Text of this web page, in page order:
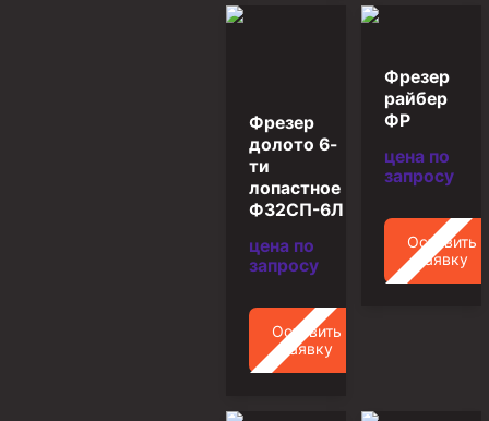
Оборудование для трубопроводов и манифольдов
Противовыбросовое оборудование
Системы верхнего привода (СВП)
Фрезер
долото 6-
ти
лопастное
Ф32СП-6Л
цена по
запросу
Оставить
заявку
Фрезер
райбер
ФР
цена по
запросу
Оставить
заявку